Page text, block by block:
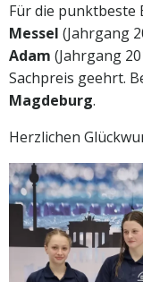
Für die punktbeste
Messel (Jahrgang
Adam (Jahrgang
Sachpreis geehrt.
Magdeburg.
Herzlichen